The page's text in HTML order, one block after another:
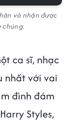
và nhận được
chúng.
ca sĩ, nhạc
nhất với vai
đình đám
Styles,